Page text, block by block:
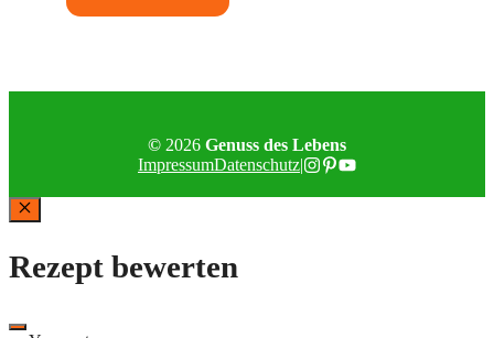
© 2026 Genuss des Lebens
ImpressumDatenschutz|
Schließen
Rezept bewerten